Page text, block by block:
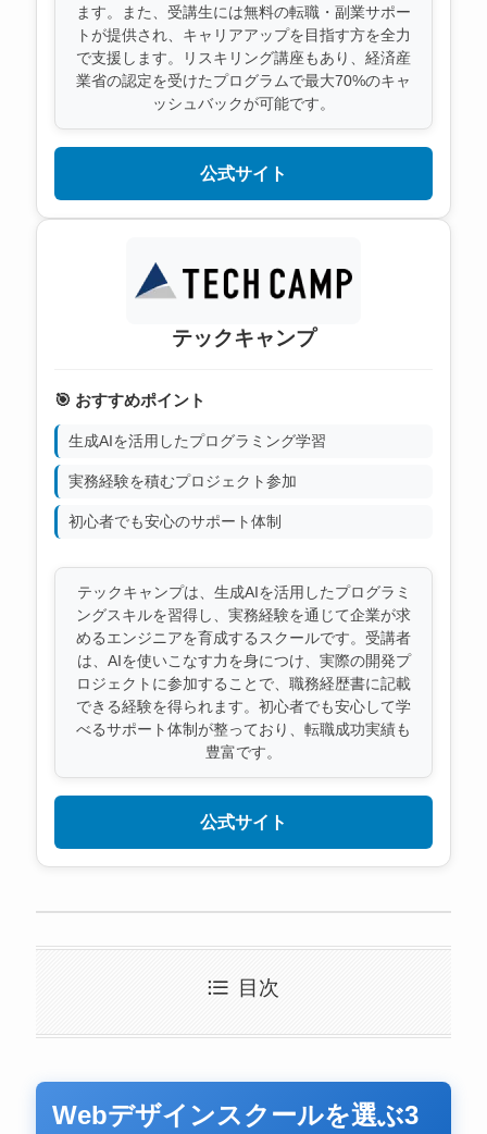
ます。また、受講生には無料の転職・副業サポー
トが提供され、キャリアアップを目指す方を全力
で支援します。リスキリング講座もあり、経済産
業省の認定を受けたプログラムで最大70%のキャ
ッシュバックが可能です。
公式サイト
テックキャンプ
🎯 おすすめポイント
生成AIを活用したプログラミング学習
実務経験を積むプロジェクト参加
初心者でも安心のサポート体制
テックキャンプは、生成AIを活用したプログラミ
ングスキルを習得し、実務経験を通じて企業が求
めるエンジニアを育成するスクールです。受講者
は、AIを使いこなす力を身につけ、実際の開発プ
ロジェクトに参加することで、職務経歴書に記載
できる経験を得られます。初心者でも安心して学
べるサポート体制が整っており、転職成功実績も
豊富です。
公式サイト
目次
Webデザインスクールを選ぶ3